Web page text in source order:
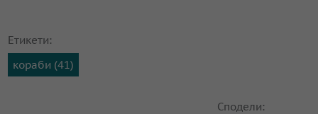
Етикети:
кораби (41)
Сподели: